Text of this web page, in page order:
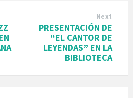
Next
PRESENTACIÓN DE
“EL CANTOR DE
LEYENDAS” EN LA
BIBLIOTECA